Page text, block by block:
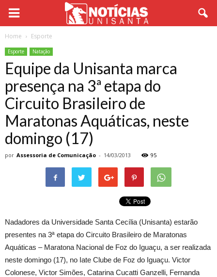
Home Esporte
Esporte Natação
Equipe da Unisanta marca
presença na 3ª etapa do
Circuito Brasileiro de
Maratonas Aquáticas, neste
domingo (17)
por Assessoria de Comunicação - 14/03/2013 95
Nadadores da Universidade Santa Cecília (Unisanta) estarão
presentes na 3ª etapa do Circuito Brasileiro de Maratonas
Aquáticas – Maratona Nacional de Foz do Iguaçu, a ser realizada
neste domingo (17), no Iate Clube de Foz do Iguaçu. Victor
Colonese, Victor Simões, Catarina Cucatti Ganzelli, Fernanda